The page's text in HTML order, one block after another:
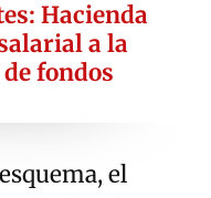
Hacienda
a la
fondos
el